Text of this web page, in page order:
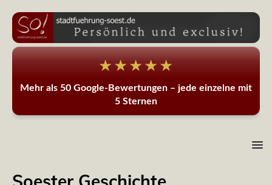
★★★★★
Mehr als 50 Google-Bewertungen – jede einzelne mit
5 Sternen